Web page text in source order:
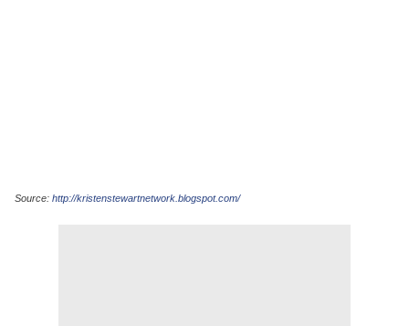
Source: http://kristenstewartnetwork.blogspot.com/